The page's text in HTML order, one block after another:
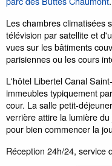
Les chambres climatisées
télévision par satellite et
vues sur les bâtiments
parisiennes ou les cours
L'hôtel Libertel Canal
immeubles typiquement
cour. La salle petit-
verrière attire la lumière
pour bien commencer la
Réception 24h/24, service